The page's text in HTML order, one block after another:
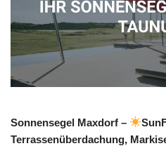
Sonnensegel Maxdorf –
Terrassenüberdachung,